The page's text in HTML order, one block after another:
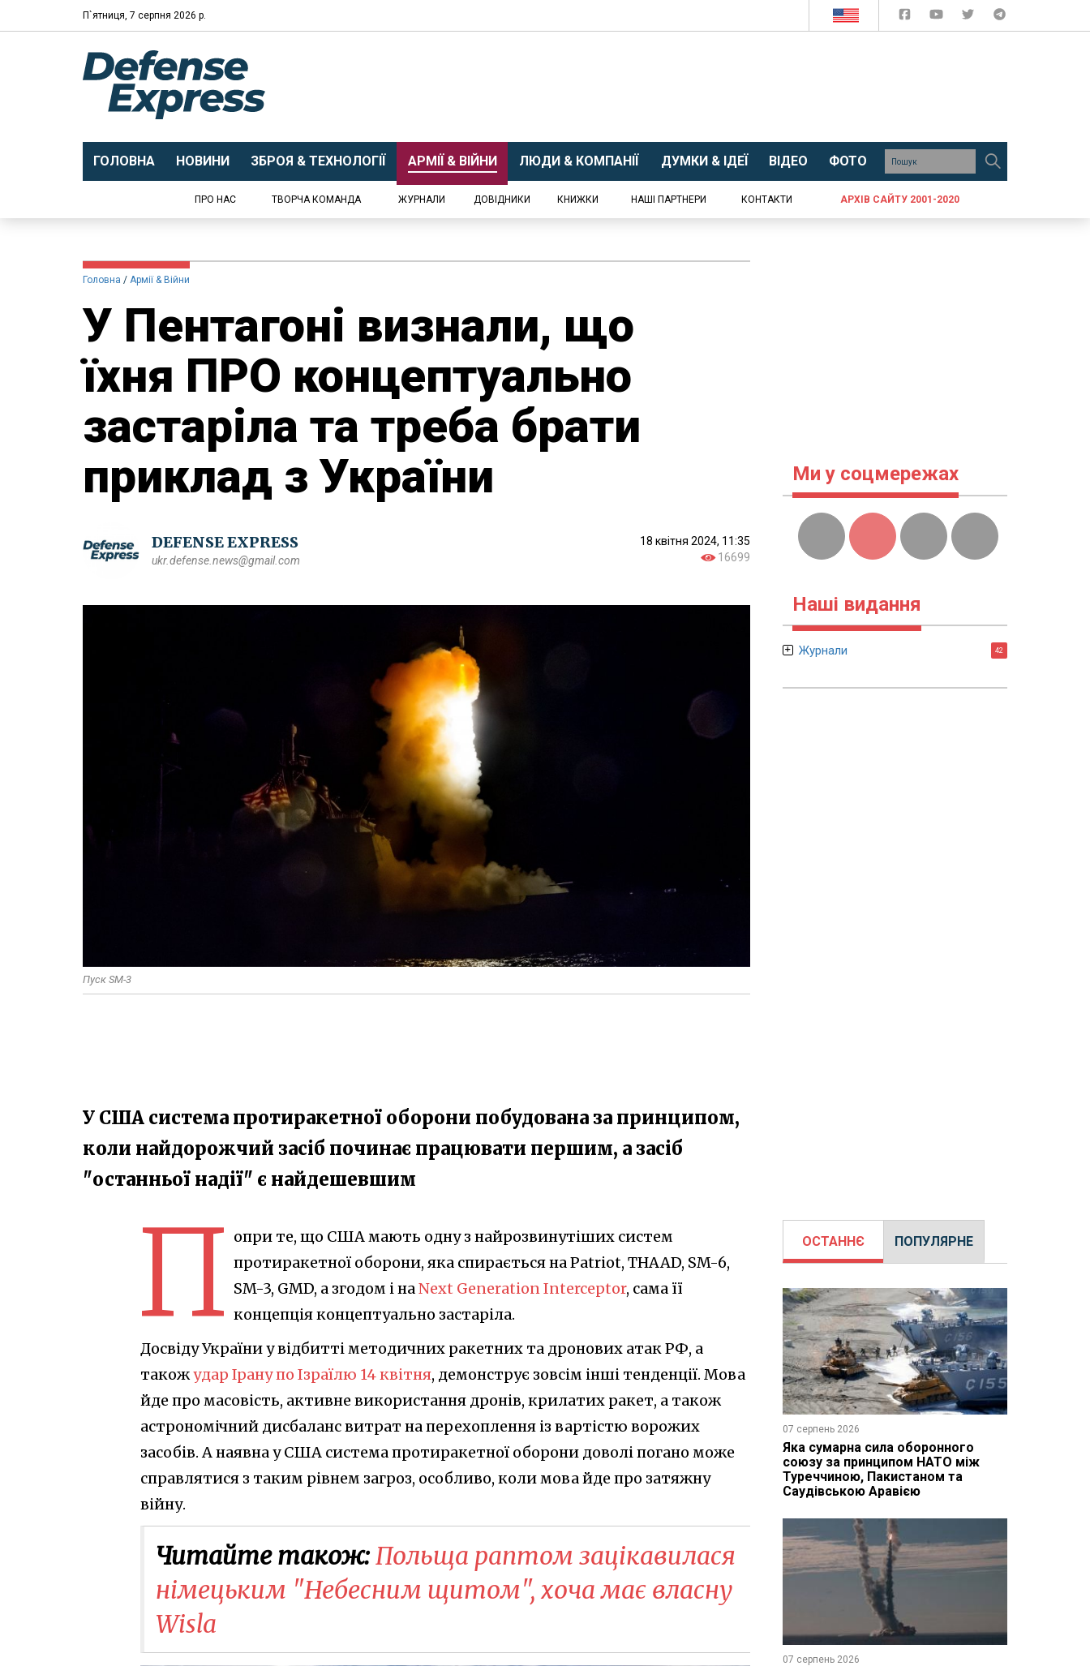
П`ятниця, 7 серпня 2026 р.
ГОЛОВНА НОВИНИ ЗБРОЯ & ТЕХНОЛОГІЇ АРМІЇ & ВІЙНИ ЛЮДИ & КОМПАНІЇ ДУМКИ & ІДЕЇ ВІДЕО ФОТО
ПРО НАС ТВОРЧА КОМАНДА ЖУРНАЛИ ДОВІДНИКИ КНИЖКИ НАШІ ПАРТНЕРИ КОНТАКТИ АРХІВ САЙТУ 2001-2020
Головна Армії & Війни
У Пентагоні визнали, що
їхня ПРО концептуально
застаріла та треба брати
приклад з України
DEFENSE EXPRESS
ukr.defense.news@gmail.com
18 квітня 2024, 11:35
16699
Пуск SM-3
У США система протиракетної оборони побудована за принципом,
коли найдорожчий засіб починає працювати першим, а засіб
"останньої надії" є найдешевшим
П опри те, що США мають одну з найрозвинутіших систем
протиракетної оборони, яка спирається на Patriot, THAAD, SM-6,
SM-3, GMD, а згодом і на Next Generation Interceptor, сама її
концепція концептуально застаріла.
Досвіду України у відбитті методичних ракетних та дронових атак РФ, а
такожудар Ірану по Ізраїлю 14 квітня, демонструє зовсім інші тенденції. Мова
йде про масовість, активне використання дронів, крилатих ракет, а також
астрономічний дисбаланс витрат на перехоплення із вартістю ворожих
засобів. А наявна у США система протиракетної оборони доволі погано може
справлятися з таким рівнем загроз, особливо, коли мова йде про затяжну
війну.
Читайте також:Польща раптом зацікавилася
німецьким "Небесним щитом", хоча має власну
Wisla
Ми у соцмережах
Наші видання
Журнали 42
ОСТАННЄ ПОПУЛЯРНЕ
07 серпень 2026
Яка сумарна сила оборонного
союзу за принципом НАТО між
Туреччиною, Пакистаном та
Саудівською Аравією
07 серпень 2026